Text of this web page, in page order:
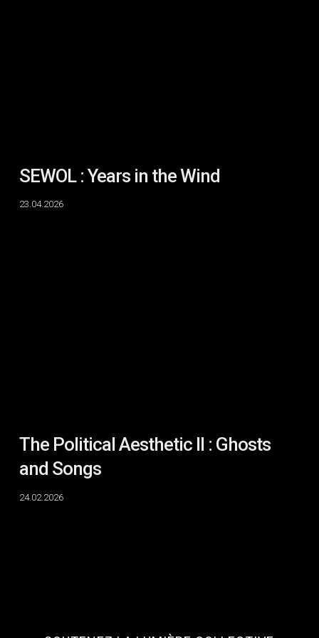
SEWOL : Years in the Wind
23.04.2026
The Political Aesthetic II : Ghosts
and Songs
24.02.2026